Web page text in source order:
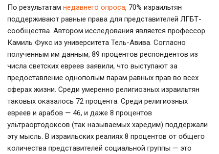
По результатам недавнего опроса, 70% израильтян
поддерживают равные права для представителей ЛГБТ-
сообщества. Автором исследования является профессор
Камиль Фукс из университета Тель-Авива. Согласно
полученным им данным, 89 процентов респондентов из
числа светских евреев заявили, что выступают за
предоставление однополым парам равных прав во всех
сферах жизни. Среди умеренно религиозных израильтян
таковых оказалось 72 процента. Среди религиозных
евреев и арабов — 46, и даже 8 процентов
ультраортодоксов (так называемых харедим) поддержали
эту мысль. В израильских реалиях 8 процентов от общего
количества представителей социальной группы — это